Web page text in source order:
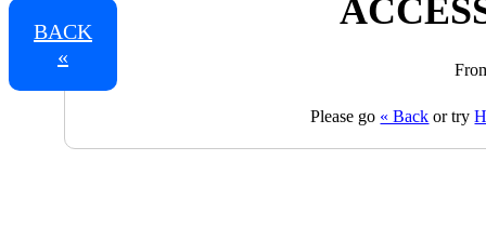
BACK
«
Please go « Back or try